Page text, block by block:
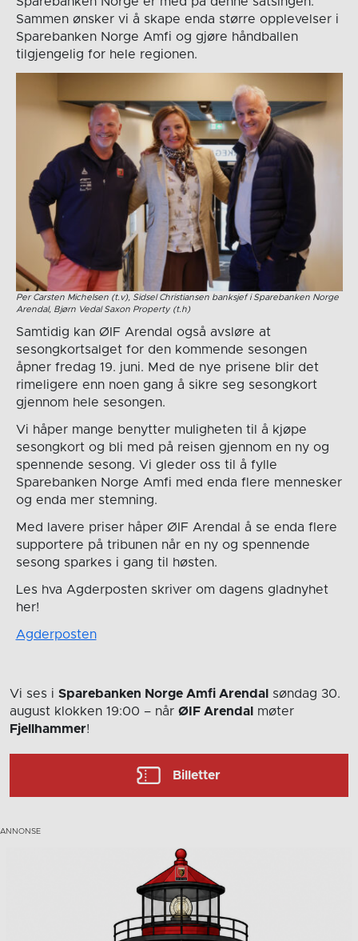
Sammen ønsker vi å skape enda større opplevelser i
Sparebanken Norge Amfi og gjøre håndballen
tilgjengelig for hele regionen.
Per Carsten Michelsen (t.v), Sidsel Christiansen banksjef i Sparebanken Norge
Arendal, Bjørn Vedal Saxon Property (t.h)
Samtidig kan ØIF Arendal også avsløre at
sesongkortsalget for den kommende sesongen
åpner fredag 19. juni. Med de nye prisene blir det
rimeligere enn noen gang å sikre seg sesongkort
gjennom hele sesongen.
Vi håper mange benytter muligheten til å kjøpe
sesongkort og bli med på reisen gjennom en ny og
spennende sesong. Vi gleder oss til å fylle
Sparebanken Norge Amfi med enda flere mennesker
og enda mer stemning.
Med lavere priser håper ØIF Arendal å se enda flere
supportere på tribunen når en ny og spennende
sesong sparkes i gang til høsten.
Les hva Agderposten skriver om dagens gladnyhet
her!
Agderposten
Vi ses i Sparebanken Norge Amfi Arendal
søndag 30.
august klokken 19:00 – når ØIF Arendal
møter
Fjellhammer!
Billetter